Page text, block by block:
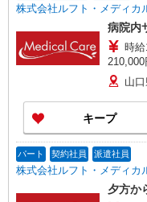
株式会社ルフト・メディ
病院内
時給
間
山
キープ
パート 契約社員 派遣社員
株式会社ルフト・メディ
夕方か